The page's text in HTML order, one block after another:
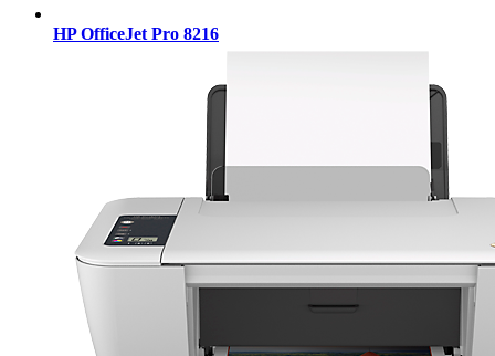
HP OfficeJet Pro 8216